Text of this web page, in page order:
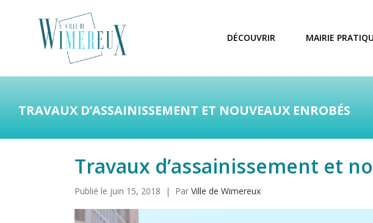
DÉCOUVRIR MAIRIE
TRAVAUX D’ASSAINISSEMENT ET NOUVEAUX ENROBÉS
Travaux d’assainissement et
Publié le juin 15, 2018 Par Ville de Wimereux